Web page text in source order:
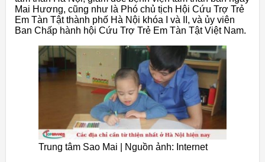
Mai Hương, cũng như là Phó chủ tịch Hội Cứu Trợ Trẻ
Em Tàn Tật thành phố Hà Nội khóa I và II, và ủy viên
Ban Chấp hành hội Cứu Trợ Trẻ Em Tàn Tật Việt Nam.
Trung tâm Sao Mai | Nguồn ảnh: Internet